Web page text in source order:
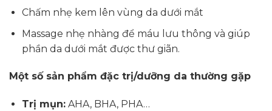
Chấm nhẹ kem lên vùng da dưới mắt
Massage nhẹ nhàng để máu lưu thông và giúp
phần da dưới mắt được thư giãn.
Một số sản phẩm đặc trị/dưỡng da thường gặp
Trị mụn:AHA, BHA, PHA…